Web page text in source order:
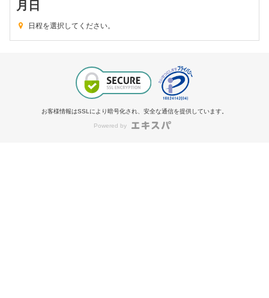
月 日
日程を選択してください。
お客様情報はSSLにより暗号化され、安全な通信を提供しています。
Powered by